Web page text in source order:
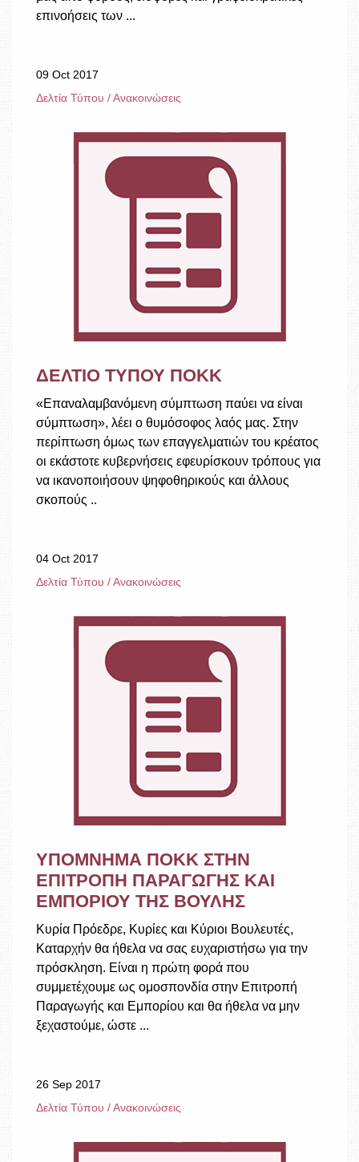
επινοήσεις των ...
09 Oct 2017
Δελτία Τύπου / Ανακοινώσεις
ΔΕΛΤΙΟ ΤΥΠΟΥ ΠΟΚΚ
«Επαναλαμβανόμενη σύμπτωση παύει να είναι
σύμπτωση», λέει ο θυμόσοφος λαός μας. Στην
περίπτωση όμως των επαγγελματιών του κρέατος
οι εκάστοτε κυβερνήσεις εφευρίσκουν τρόπους για
να ικανοποιήσουν ψηφοθηρικούς και άλλους
σκοπούς ..
04 Oct 2017
Δελτία Τύπου / Ανακοινώσεις
ΥΠΟΜΝΗΜΑ ΠΟΚΚ ΣΤΗΝ
ΕΠΙΤΡΟΠΗ ΠΑΡΑΓΩΓΗΣ ΚΑΙ
ΕΜΠΟΡΙΟΥ ΤΗΣ ΒΟΥΛΗΣ
Κυρία Πρόεδρε, Κυρίες και Κύριοι Βουλευτές,
Καταρχήν θα ήθελα να σας ευχαριστήσω για την
πρόσκληση. Είναι η πρώτη φορά που
συμμετέχουμε ως ομοσπονδία στην Επιτροπή
Παραγωγής και Εμπορίου και θα ήθελα να μην
ξεχαστούμε, ώστε ...
26 Sep 2017
Δελτία Τύπου / Ανακοινώσεις